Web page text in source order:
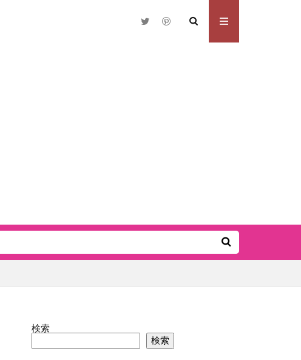
検索
検索